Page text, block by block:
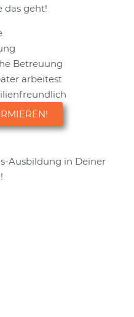
das geht!
Betreuung
arbeitest
Ausbildung in Deiner